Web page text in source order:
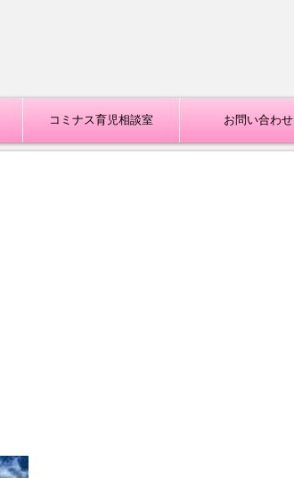
コミナス育児相談室 お問い合わせ